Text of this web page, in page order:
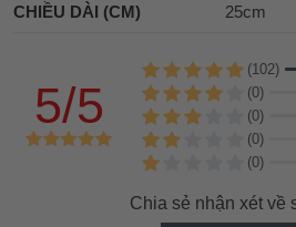
CHIỀU DÀI (CM) 25cm
5/5
(102)
(0)
(0)
(0)
(0)
Chia sẻ nhận xét về